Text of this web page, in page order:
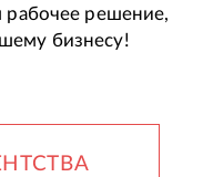
рабочее решение,
бизнесу!